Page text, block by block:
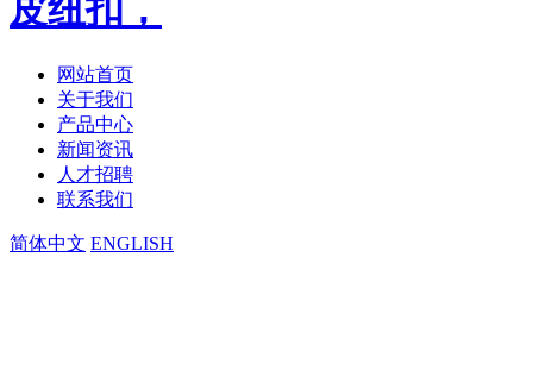
网站首页
关于我们
产品中心
新闻资讯
人才招聘
联系我们
简体中文 ENGLISH